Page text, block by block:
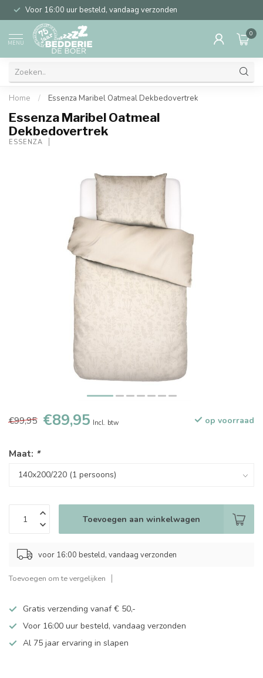
Voor 16:00 uur besteld, vandaag verzonden
MENU
0
Home / Essenza Maribel Oatmeal Dekbedovertrek
Essenza Maribel Oatmeal
Dekbedovertrek
ESSENZA
€99,95 €89,95 Incl. btw op voorraad
Maat: *
Toevoegen aan winkelwagen
voor 16:00 besteld, vandaag verzonden
Toevoegen om te vergelijken
Gratis verzending vanaf € 50,-
Voor 16:00 uur besteld, vandaag verzonden
Al 75 jaar ervaring in slapen